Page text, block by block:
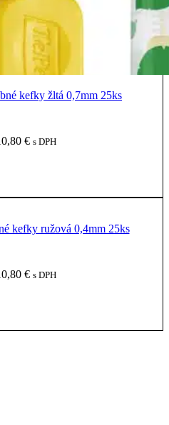
kefky žltá 0,7mm 25ks
€Aktuálna
s DPH
kefky ružová 0,4mm 25ks
€Aktuálna
s DPH